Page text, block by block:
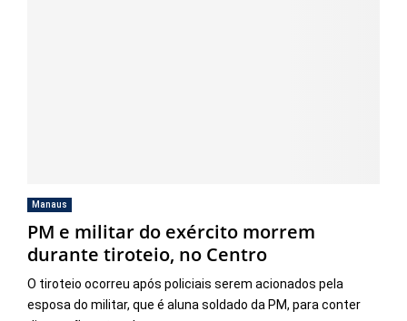
Manaus
PM e militar do exército morrem
durante tiroteio, no Centro
O tiroteio ocorreu após policiais serem acionados pela
esposa do militar, que é aluna soldado da PM, para conter